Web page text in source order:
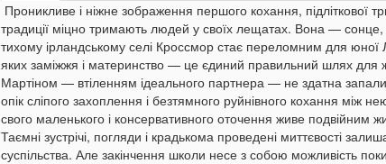
Проникливе і ніжне зображення першого кохання, підліткової
традиції міцно тримають людей у своїх лещатах. Вона —
тихому ірландському селі Кроссмор стає переломним для
яких заміжжя і материнство — це єдиний правильний шлях для
Мартіном — втіленням ідеального партнера — не здатна
опік сліпого захоплення і безтямного руйнівного кохання
свого маленького і консервативного оточення живе
Таємні зустрічі, погляди і крадькома проведені миттєвості
суспільства. Але закінчення школи несе з собою можливість